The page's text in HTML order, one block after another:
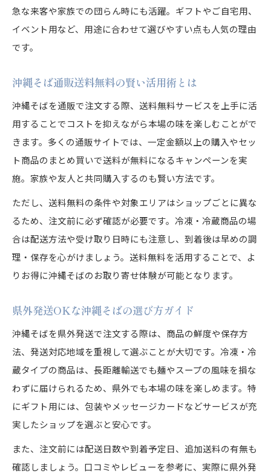
急な来客や家族での団らん時にも活躍。ギフトやご自宅用、
イベント用など、用途に合わせて選びやすい点も人気の理由
です。
沖縄そば通販送料無料の賢い活用術とは
沖縄そばを通販で注文する際、送料無料サービスを上手に活
用することでコストを抑えながら本場の味を楽しむことがで
きます。多くの通販サイトでは、一定金額以上の購入やセッ
ト商品のまとめ買いで送料が無料になるキャンペーンを実
施。家族や友人と共同購入するのも賢い方法です。
ただし、送料無料の条件や対象エリアはショップごとに異な
るため、注文前に必ず確認が必要です。冷凍・冷蔵商品の場
合は配送方法や受け取り日時にも注意し、到着後は早めの調
理・保存を心がけましょう。送料無料を活用することで、よ
りお得に沖縄そばのお取り寄せ体験が可能となります。
県外発送OKな沖縄そばの選び方ガイド
沖縄そばを県外発送で注文する際は、商品の鮮度や保存方
法、発送対応地域を重視して選ぶことが大切です。冷凍・冷
蔵タイプの商品は、長距離輸送でも麺やスープの風味を損な
わずに届けられるため、県外でも本場の味を楽しめます。特
にギフト用には、包装やメッセージカードなどサービスが充
実したショップを選ぶと安心です。
また、注文前には配送日数や到着予定日、追加送料の有無も
確認しましょう。口コミやレビューを参考に、実際に県外発